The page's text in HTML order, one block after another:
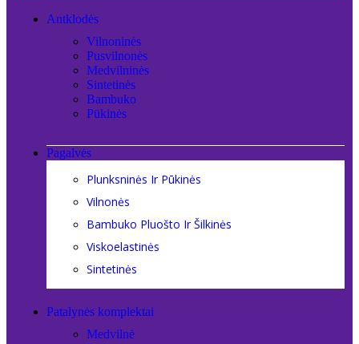
Antklodės
Vilnoninės
Pusvilnonės
Medvilninės
Sintetinės
Bambuko
Pūkinės
Pagalvės
Plunksninės Ir Pūkinės
Vilnonės
Bambuko Pluošto Ir Šilkinės
Viskoelastinės
Sintetinės
Patalynės komplektai
Medvilnė